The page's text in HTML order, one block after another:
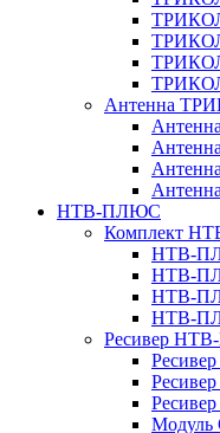
Антенна
НТВ-ПЛЮС
Комплект
НТВ-
НТВ-
НТВ-
НТВ-
Ресивер
Модуль